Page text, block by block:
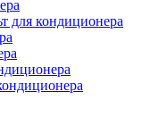
для кондиционера